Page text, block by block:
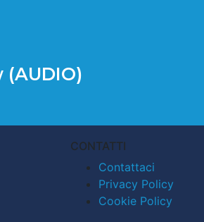
(AUDIO)
CONTATTI
Contattaci
Privacy Policy
Cookie Policy